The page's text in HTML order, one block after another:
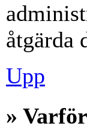
åtgärda
Upp
»